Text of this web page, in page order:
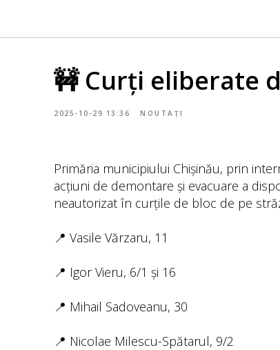
🚧 Curți eliberate
2025-10-29 13:36 NOUTAȚI
Primăria municipiului Chișinău, prin
acțiuni de demontare și evacuare a
neautorizat în curțile de bloc de pe
📍 Vasile Vărzaru, 11
📍 Igor Vieru, 6/1 și 16
📍 Mihail Sadoveanu, 30
📍 Nicolae Milescu-Spătarul, 9/2